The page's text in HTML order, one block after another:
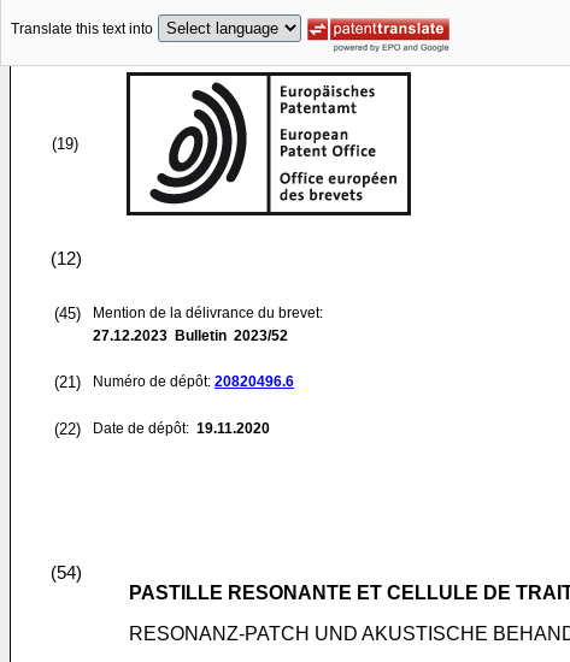
Translate this text into
(19)
(12)
(45)
Mention de la délivrance du brevet:
27.12.2023 Bulletin 2023/52
(21) Numéro de dépôt: 20820496.6
(22) Date de dépôt: 19.11.2020
(54)
PASTILLE RESONANTE ET CELLULE DE
RESONANZ-PATCH UND AKUSTISCHE